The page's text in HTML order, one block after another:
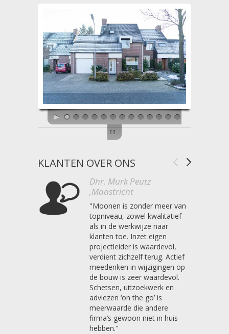
KLANTEN OVER ONS
Dhr. Murk Peutz
,Maastricht
"Moonen is zonder meer van
topniveau, zowel kwalitatief
als in de werkwijze naar
klanten toe. Inzet eigen
projectleider is waardevol,
verdient zichzelf terug. Actief
meedenken in wijzigingen op
de bouw is zeer waardevol.
Schetsen, uitzoekwerk en
adviezen ‘on the go’ is
meerwaarde die andere
firma’s gewoon niet in huis
hebben."